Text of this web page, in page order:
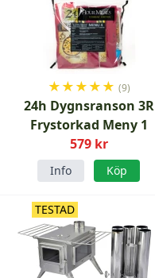
★★★★★ (9)
24h Dygnsranson 3R
Frystorkad Meny 1
579 kr
Info Köp
TESTAD